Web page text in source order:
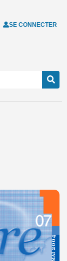
SE CONNECTER